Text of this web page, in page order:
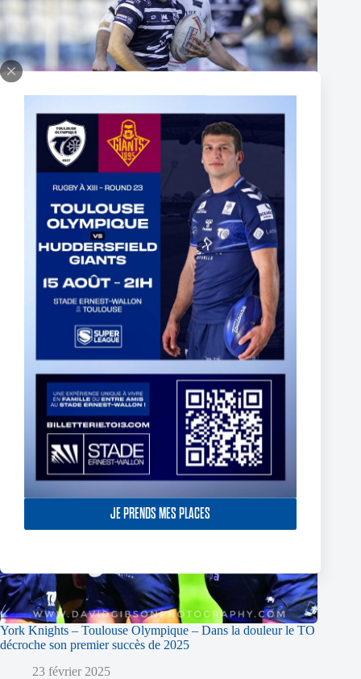
JE PRENDS MES PLACES
Thomas Lacans s’engage avec le Toulouse Olympique
5 mars 2025
York Knights – Toulouse Olympique – Dans la douleur le TO
décroche son premier succès de 2025
23 février 2025